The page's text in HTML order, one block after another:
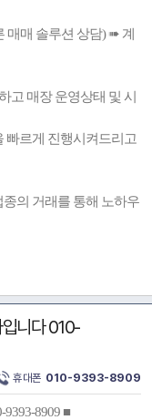
매매 솔루션 상담) ➠ 계
고 매장 운영상태 및 시
빠르게 진행시켜드리고
의 거래를 통해 노하우
니다 010-
휴대폰 010-9393-8909
8909 ■